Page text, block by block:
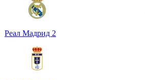
Реал Мадрид 2